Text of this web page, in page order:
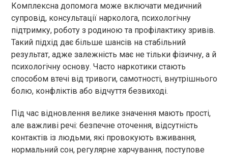
Комплексна допомога може включати медичний
супровід, консультації нарколога, психологічну
підтримку, роботу з родиною та профілактику зривів.
Такий підхід дає більше шансів на стабільний
результат, адже залежність має не тільки фізичну, а й
психологічну основу. Часто наркотики стають
способом втечі від тривоги, самотності, внутрішнього
болю, конфліктів або відчуття безвиході.
Під час відновлення велике значення мають прості,
але важливі речі: безпечне оточення, відсутність
контактів із людьми, які провокують вживання,
нормальний сон, регулярне харчування, поступове